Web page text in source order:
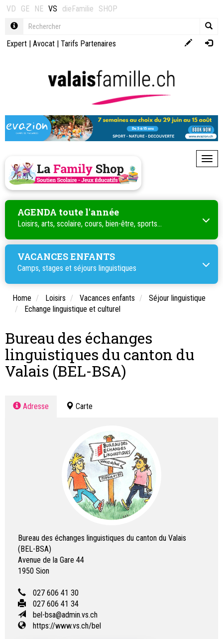
VD GE NE VS dieFamilie SHOP
Expert | Avocat | Tarifs Partenaires
AGENDA toute l'année
Loisirs, arts, scolaire, cours, bien-être, sports...
VACANCES ENFANTS
Camps, stages et séjours linguistiques
Home Loisirs Vacances enfants
Séjour linguistique
Echange linguistique et culturel
Bureau des échanges
linguistiques du canton du
Valais (BEL-BSA)
Adresse Carte
Bureau des échanges linguistiques du canton du Valais
(BEL-BSA)
Avenue de la Gare 44
1950 Sion
027 606 41 30
027 606 41 34
bel-bsa@admin.vs.ch
https://www.vs.ch/bel